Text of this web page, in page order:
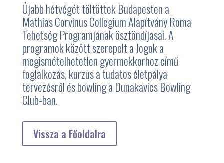
Újabb hétvégét töltöttek Budapesten a
Mathias Corvinus Collegium Alapítvány Roma
Tehetség Programjának ösztöndíjasai. A
programok között szerepelt a Jogok a
megismételhetetlen gyermekkorhoz című
foglalkozás, kurzus a tudatos életpálya
tervezésről és bowling a Dunakavics Bowling
Club-ban.
Vissza a Főoldalra